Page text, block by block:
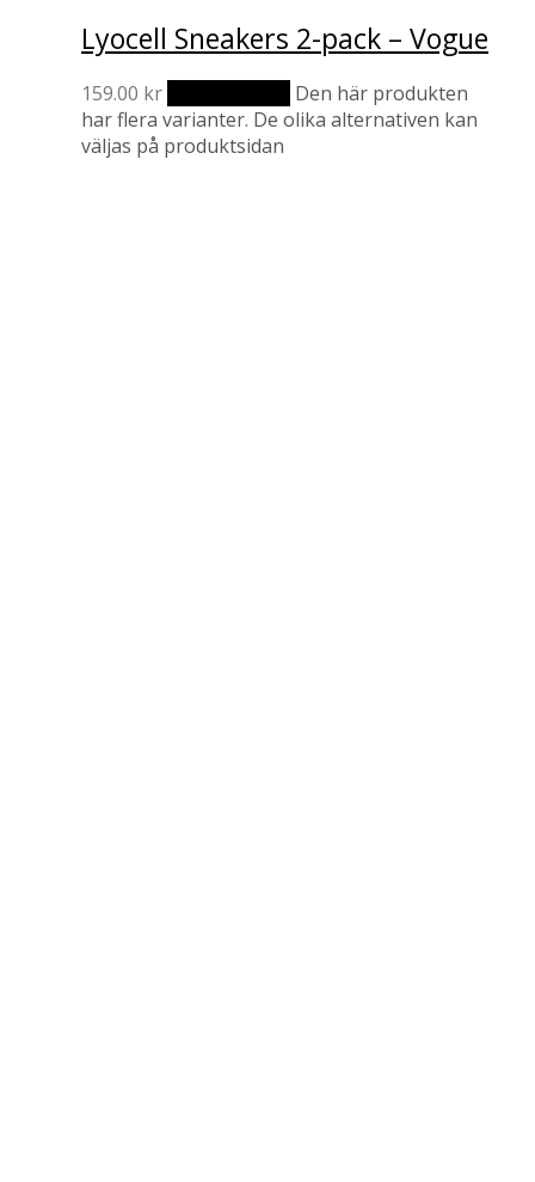
Lyocell Sneakers 2-pack – Vogue
159.00 kr
Den här produkten
har flera varianter. De olika alternativen kan
väljas på produktsidan